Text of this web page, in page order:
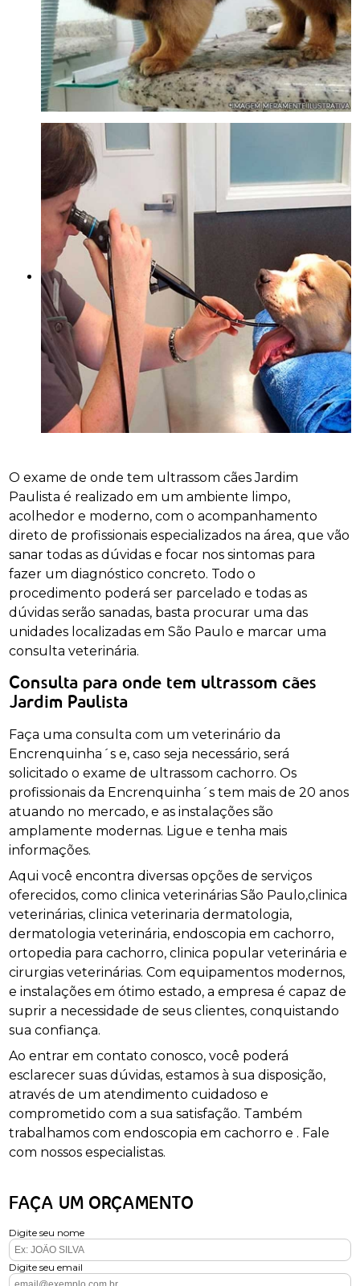
O exame de onde tem ultrassom cães Jardim
Paulista é realizado em um ambiente limpo,
acolhedor e moderno, com o acompanhamento
direto de profissionais especializados na área, que vão
sanar todas as dúvidas e focar nos sintomas para
fazer um diagnóstico concreto. Todo o
procedimento poderá ser parcelado e todas as
dúvidas serão sanadas, basta procurar uma das
unidades localizadas em São Paulo e marcar uma
consulta veterinária.
Consulta para onde tem ultrassom cães
Jardim Paulista
Faça uma consulta com um veterinário da
Encrenquinha´s e, caso seja necessário, será
solicitado o exame de ultrassom cachorro. Os
profissionais da Encrenquinha´s tem mais de 20 anos
atuando no mercado, e as instalações são
amplamente modernas. Ligue e tenha mais
informações.
Aqui você encontra diversas opções de serviços
oferecidos, como clinica veterinárias São Paulo,clinica
veterinárias, clinica veterinaria dermatologia,
dermatologia veterinária, endoscopia em cachorro,
ortopedia para cachorro, clinica popular veterinária e
cirurgias veterinárias. Com equipamentos modernos,
e instalações em ótimo estado, a empresa é capaz de
suprir a necessidade de seus clientes, conquistando
sua confiança.
Ao entrar em contato conosco, você poderá
esclarecer suas dúvidas, estamos à sua disposição,
através de um atendimento cuidadoso e
comprometido com a sua satisfação. Também
trabalhamos com endoscopia em cachorro e . Fale
com nossos especialistas.
FAÇA UM ORÇAMENTO
Digite seu nome
Digite seu email